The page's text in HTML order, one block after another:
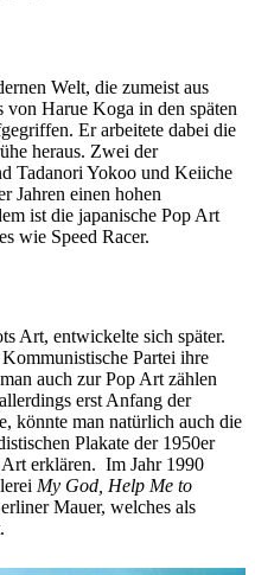
Welt, die zumeist aus
Harue Koga in den späten
Er arbeitete dabei die
heraus. Zwei der
Tadanori Yokoo und Keiiche
Jahren einen hohen
ist die japanische Pop Art
wie Speed Racer.
Art, entwickelte sich später.
Partei ihre
auch zur Pop Art zählen
erst Anfang der
könnte man natürlich auch die
Plakate der 1950er
erklären. Im Jahr 1990
My God, Help Me to
Mauer, welches als